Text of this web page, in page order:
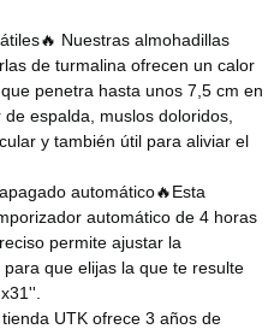
Nuestras almohadillas
de turmalina ofrecen un calor
penetra hasta unos 7,5 cm en
espalda, muslos doloridos,
y también útil para aliviar el
automático🔥Esta
automático de 4 horas
permite ajustar la
que elijas la que te resulte
UTK ofrece 3 años de